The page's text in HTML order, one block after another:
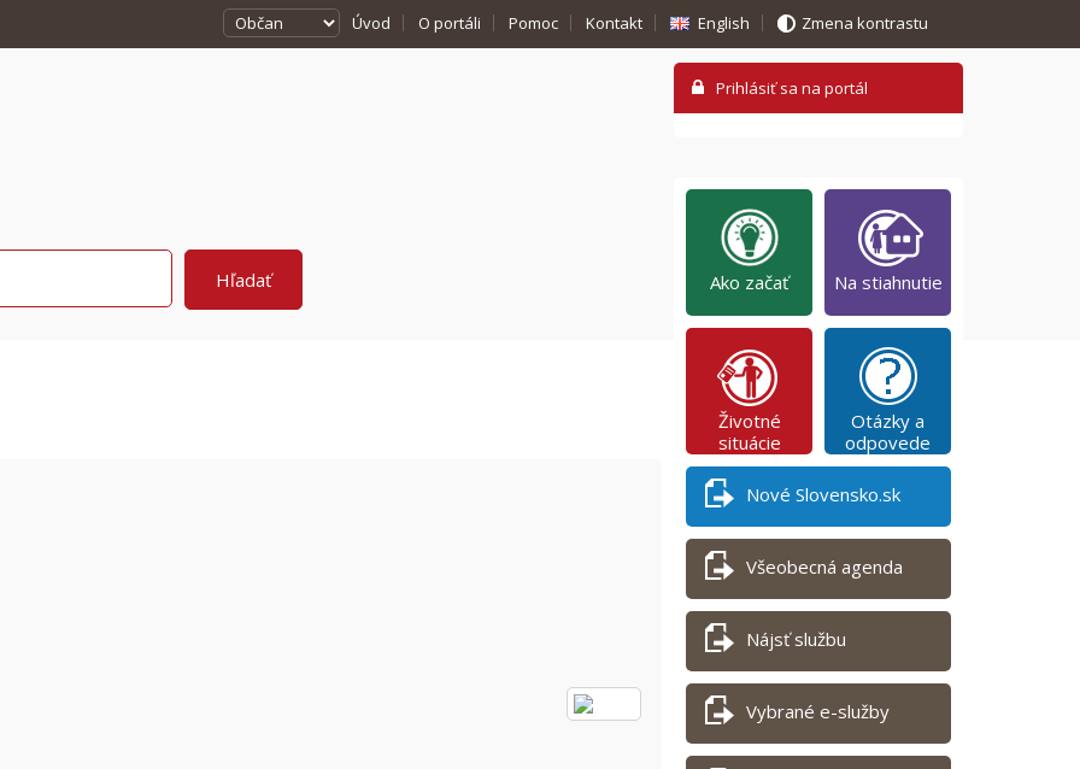
Úvod O portáli Pomoc Kontakt English Zmena kontrastu
Ako začať Na stiahnutie
Životné
situácie
Otázky a
odpovede
Nové Slovensko.sk
Všeobecná agenda
Nájsť službu
Vybrané e-služby